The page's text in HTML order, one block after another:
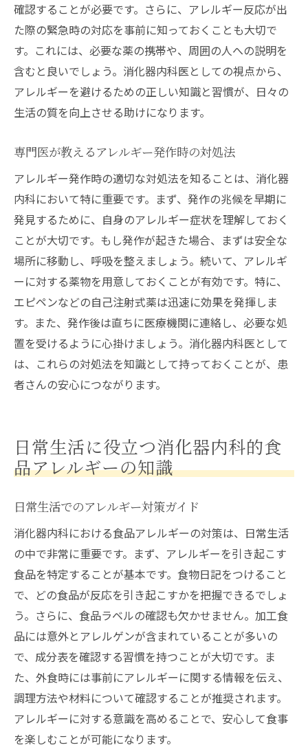
確認することが必要です。さらに、アレルギー反応が出
た際の緊急時の対応を事前に知っておくことも大切で
す。これには、必要な薬の携帯や、周囲の人への説明を
含むと良いでしょう。消化器内科医としての視点から、
アレルギーを避けるための正しい知識と習慣が、日々の
生活の質を向上させる助けになります。
専門医が教えるアレルギー発作時の対処法
アレルギー発作時の適切な対処法を知ることは、消化器
内科において特に重要です。まず、発作の兆候を早期に
発見するために、自身のアレルギー症状を理解しておく
ことが大切です。もし発作が起きた場合、まずは安全な
場所に移動し、呼吸を整えましょう。続いて、アレルギ
ーに対する薬物を用意しておくことが有効です。特に、
エピペンなどの自己注射式薬は迅速に効果を発揮しま
す。また、発作後は直ちに医療機関に連絡し、必要な処
置を受けるように心掛けましょう。消化器内科医として
は、これらの対処法を知識として持っておくことが、患
者さんの安心につながります。
日常生活に役立つ消化器内科的食
品アレルギーの知識
日常生活でのアレルギー対策ガイド
消化器内科における食品アレルギーの対策は、日常生活
の中で非常に重要です。まず、アレルギーを引き起こす
食品を特定することが基本です。食物日記をつけること
で、どの食品が反応を引き起こすかを把握できるでしょ
う。さらに、食品ラベルの確認も欠かせません。加工食
品には意外とアレルゲンが含まれていることが多いの
で、成分表を確認する習慣を持つことが大切です。ま
た、外食時には事前にアレルギーに関する情報を伝え、
調理方法や材料について確認することが推奨されます。
アレルギーに対する意識を高めることで、安心して食事
を楽しむことが可能になります。